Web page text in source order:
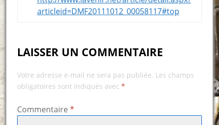
articleid=DMF20111012_00058117#top
LAISSER UN COMMENTAIRE
Votre adresse e-mail ne sera pas publiée. Les champs
obligatoires sont indiqués avec *
Commentaire *